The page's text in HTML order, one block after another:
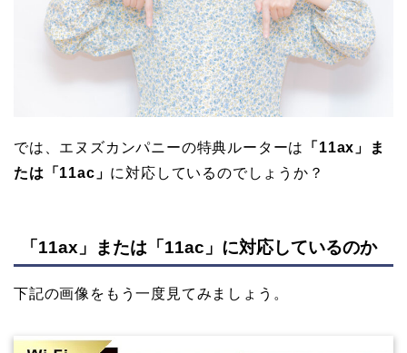
では、エヌズカンパニーの特典ルーターは
「11ax」ま
たは「11ac」 に対応しているのでしょうか？
「11ax」または「11ac」に対応しているのか
下記の画像をもう一度見てみましょう。